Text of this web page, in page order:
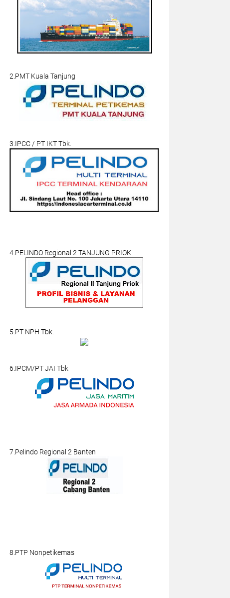
2.PMT Kuala Tanjung
3.IPCC / PT IKT Tbk.
4.PELINDO Regional 2 TANJUNG PRIOK
5.PT NPH Tbk.
6.IPCM/PT JAI Tbk
7.Pelindo Regional 2 Banten
8.PTP Nonpetikemas